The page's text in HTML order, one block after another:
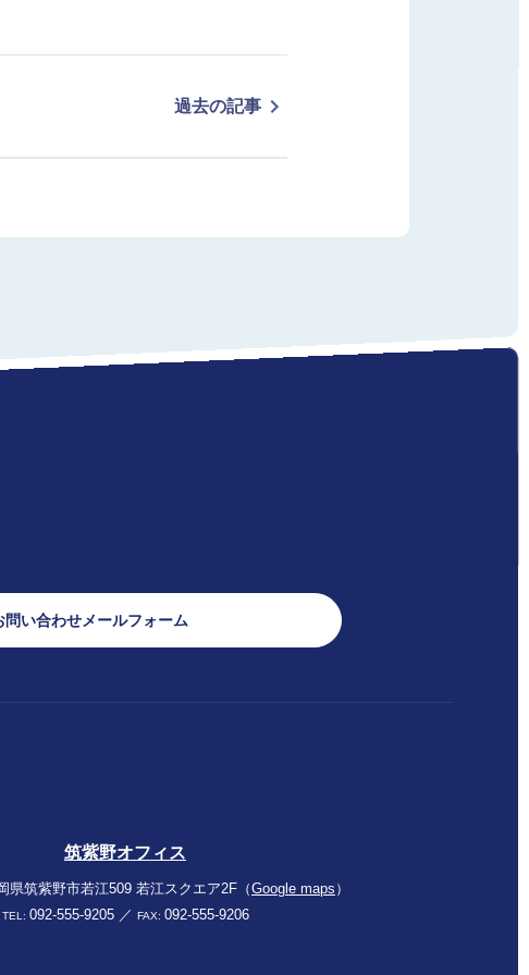
過去の記事
問い合わせメールフォーム
筑紫野オフィス
県筑紫野市若江509 若江スクエア2F（Google maps ）
TEL: 092-555-9205／ FAX: 092-555-9206